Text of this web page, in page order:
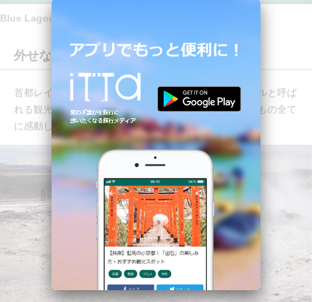
Blue Lagoon
外せない絶景！
首都レイキャビクから日帰りもできるゴールデンサークルと呼ば
れる観光ポイント、東エリアにある滝や氷河、目にするもの全て
に感動します。